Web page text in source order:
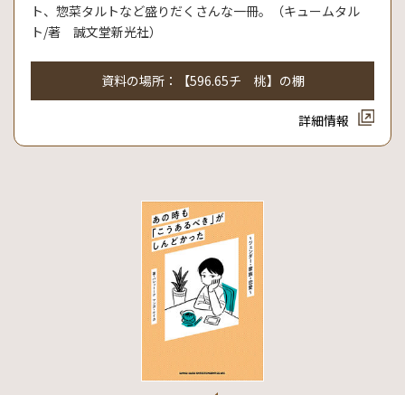
ト、惣菜タルトなど盛りだくさんな一冊。（キュームタル
ト/著 誠文堂新光社）
資料の場所：【596.65チ 桃】の棚
詳細情報